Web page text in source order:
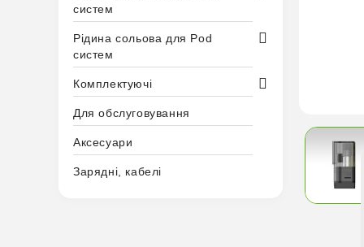
систем
Рідина сольова для Pod
систем
Комплектуючі
Для обслуговування
Аксесуари
Зарядні, кабелі